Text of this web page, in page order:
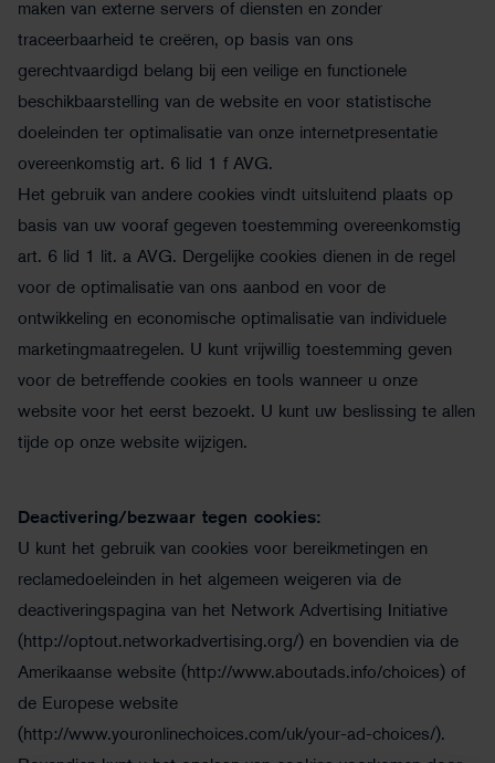
maken van externe servers of diensten en zonder
traceerbaarheid te creëren, op basis van ons
gerechtvaardigd belang bij een veilige en functionele
beschikbaarstelling van de website en voor statistische
doeleinden ter optimalisatie van onze internetpresentatie
overeenkomstig art. 6 lid 1 f AVG.
Het gebruik van andere cookies vindt uitsluitend plaats op
basis van uw vooraf gegeven toestemming overeenkomstig
art. 6 lid 1 lit. a AVG. Dergelijke cookies dienen in de regel
voor de optimalisatie van ons aanbod en voor de
ontwikkeling en economische optimalisatie van individuele
marketingmaatregelen. U kunt vrijwillig toestemming geven
voor de betreffende cookies en tools wanneer u onze
website voor het eerst bezoekt. U kunt uw beslissing te allen
tijde op onze website wijzigen.
Deactivering/bezwaar tegen cookies:
U kunt het gebruik van cookies voor bereikmetingen en
reclamedoeleinden in het algemeen weigeren via de
deactiveringspagina van het Network Advertising Initiative
( http://optout.networkadvertising.org/) en bovendien via de
Amerikaanse website ( http://www.aboutads.info/choices) of
de Europese website
( http://www.youronlinechoices.com/uk/your-ad-choices/).